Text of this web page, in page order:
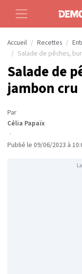
Accueil Recettes
Salade de pêches,
Salade de
jambon cru
Par
Célia Papaïx
·
Publié le 09/06/2023 à